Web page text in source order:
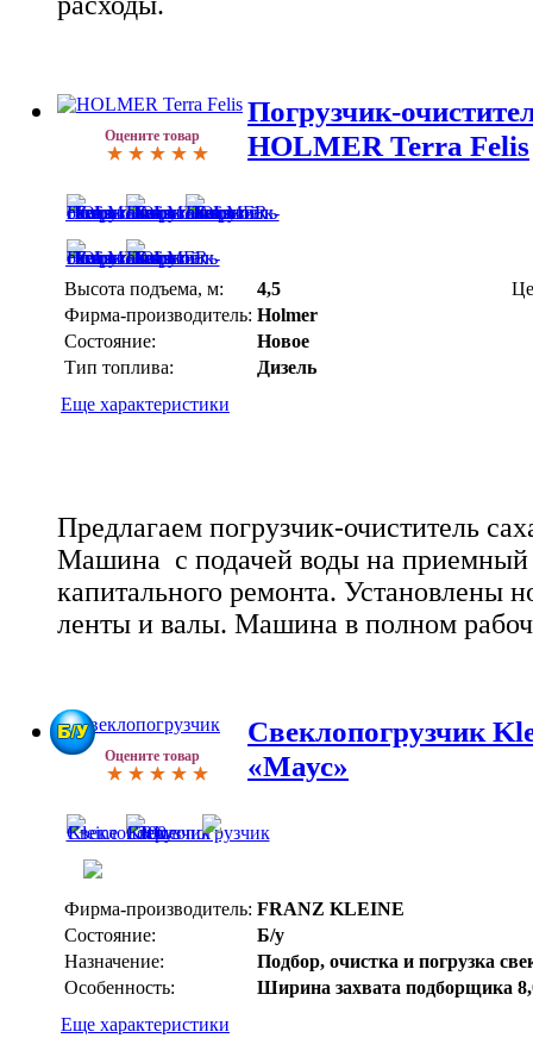
Оцените товар
Погрузчик-
HOLMER Terra Felis
Высота подъема, м:
4,5
Фирма-производитель: Holmer
Состояние:
Новое
Тип топлива:
Дизель
Еще характеристики
Предлагаем погрузчик-очиститель
Машина с подачей воды на приемный
капитального ремонта. Установлены
ленты и валы. Машина в полном
Оцените товар
Свеклопогрузчик
«Маус»
Фирма-производитель: FRANZ KLEINE
Состояние:
Б/у
Назначение:
Подбор, очистка и погрузка
Особенность:
Ширина захвата подборщика
Еще характеристики